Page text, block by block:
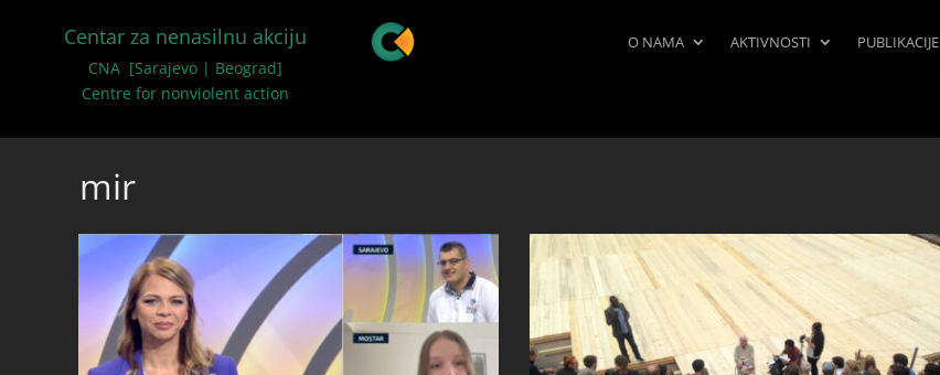
Centar za nenasilnu akciju
CNA [Sarajevo | Beograd]
Centre for nonviolent action
O NAMA AKTIVNOSTI PUBLIKACIJE
mir